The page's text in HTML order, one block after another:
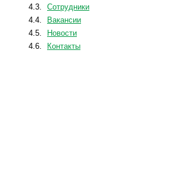
4.3.
Сотрудники
4.4.
Вакансии
4.5.
Новости
4.6.
Контакты